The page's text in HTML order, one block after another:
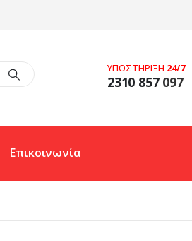
ΥΠΟΣΤΗΡΙΞΗ 24/7
2310 857097
Επικοινωνία